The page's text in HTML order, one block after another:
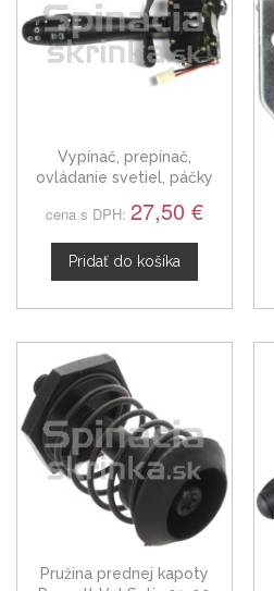
Vypínač, prepínač,
ovládanie svetiel, páčky
hmloviek Renault Vel Satis,
7701048913
cena s DPH: 27,50 €
Pridať do košíka
Pružina prednej kapoty